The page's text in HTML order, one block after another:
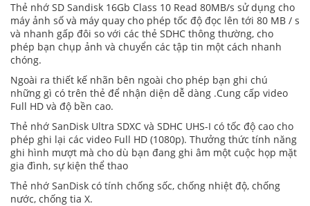
Thẻ nhớ SD Sandisk 16Gb Class 10 Read 80MB/s sử dụng cho
máy ảnh số và máy quay cho phép tốc độ đọc lên tới 80 MB / s
và nhanh gấp đôi so với các thẻ SDHC thông thường, cho
phép bạn chụp ảnh và chuyển các tập tin một cách nhanh
chóng.
Ngoài ra thiết kế nhãn bên ngoài cho phép bạn ghi chú
những gì có trên thẻ để nhận diện dễ dàng .Cung cấp video
Full HD và độ bền cao.
Thẻ nhớ SanDisk Ultra SDXC và SDHC UHS-I có tốc độ cao cho
phép ghi lại các video Full HD (1080p). Thưởng thức tính năng
ghi hình mượt mà cho dù bạn đang ghi âm một cuộc họp mặt
gia đình, sự kiện thể thao
Thẻ nhớ SanDisk có tính chống sốc, chống nhiệt độ, chống
nước, chống tia X.